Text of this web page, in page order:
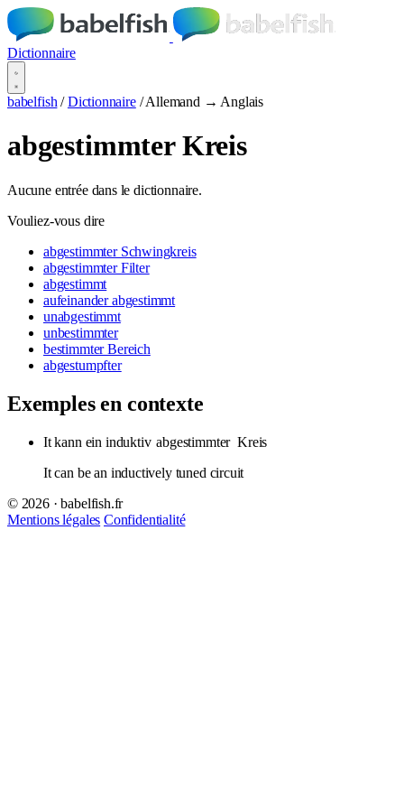
Dictionnaire
babelfish / Dictionnaire / Allemand → Anglais
abgestimmter Kreis
Aucune entrée dans le dictionnaire.
Vouliez-vous dire
abgestimmter Schwingkreis
abgestimmter Filter
abgestimmt
aufeinander abgestimmt
unabgestimmt
unbestimmter
bestimmter Bereich
abgestumpfter
Exemples en contexte
It kann ein induktiv abgestimmter Kreis
It can be an inductively tuned circuit
© 2026 · babelfish.fr
Mentions légales Confidentialité